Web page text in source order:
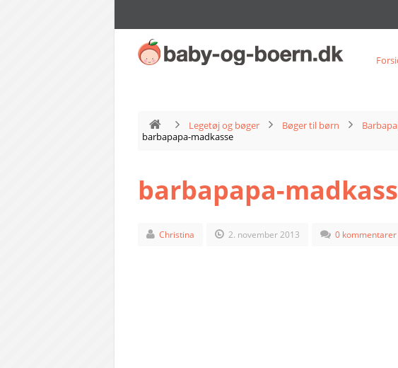
Legetøj og bøger Bøger til børn
barbapapa-madkasse
barbapapa-
Christina 2. november 2013 0 kommentarer